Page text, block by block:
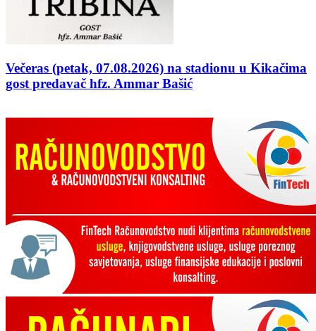
Večeras (petak, 07.08.2026) na stadionu u Kikačima
gost predavač hfz. Ammar Bašić